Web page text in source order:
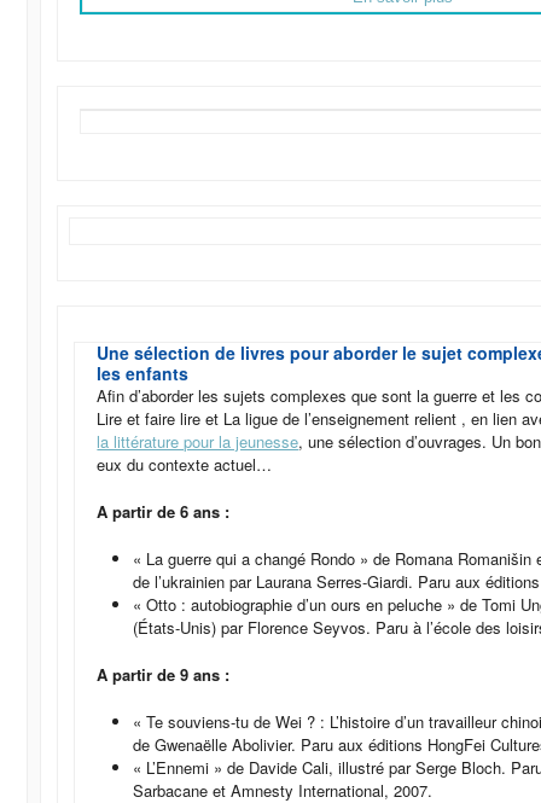
Une sélection de livres pour aborder le sujet
les enfants
Afin d’aborder les sujets complexes que sont la guerre et les
Lire et faire lire et La ligue de l’enseignement relient , en lien
la littérature pour la jeunesse, une sélection d’ouvrages. Un
eux du contexte actuel…
A partir de 6 ans :
« La guerre qui a changé Rondo » de Romana
de l’ukrainien par Laurana Serres-Giardi. Paru aux
« Otto : autobiographie d’un ours en peluche » de Tomi
(États-Unis) par Florence Seyvos. Paru à l’école des
A partir de 9 ans :
« Te souviens-tu de Wei ? : L’histoire d’un travailleur
de Gwenaëlle Abolivier. Paru aux éditions HongFei
« L’Ennemi » de Davide Cali, illustré par Serge Bloch.
Sarbacane et Amnesty International, 2007.